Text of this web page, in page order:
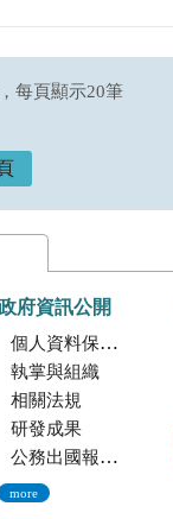
每頁顯示20筆
府資訊公開
個人資料保護專區
執掌與組織
相關法規
研發成果
公務出國報告資訊網
more